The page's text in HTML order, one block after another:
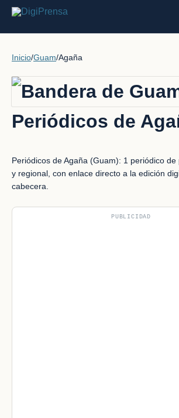
Inicio/Guam/Agaña
Periódicos de
Periódicos de Agaña (Guam): 1 periódico
y regional, con enlace directo a la edición
cabecera.
PUBLICIDAD